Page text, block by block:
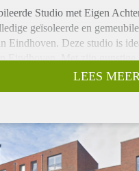
Studio met Eigen
geïsoleerde en
Eindhoven. Deze studio is
Eindhoven. Met zijn
nabij diverse uitvalswegen,
LEES